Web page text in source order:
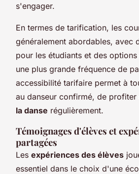
s'engager.
En termes de tarification, les
généralement abordables, avec
pour les étudiants et des
une plus grande fréquence de
accessibilité tarifaire permet à
au danseur confirmé, de profiter
la danse régulièrement.
Témoignages d'élèves et
partagées
Les expériences des élèves
essentiel dans le choix d'une